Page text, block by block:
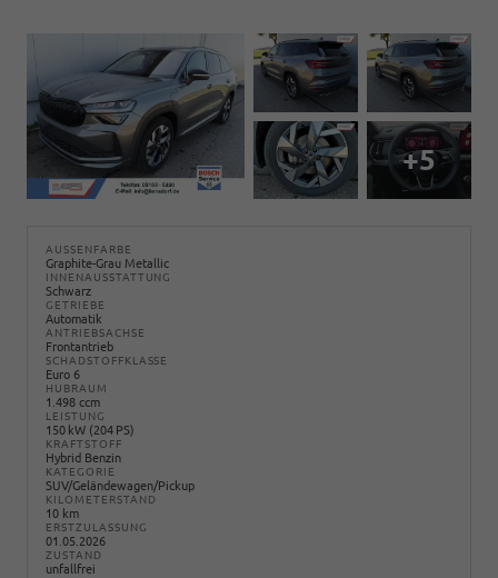
+5
AUSSENFARBE
Graphite-Grau Metallic
INNENAUSSTATTUNG
Schwarz
GETRIEBE
Automatik
ANTRIEBSACHSE
Frontantrieb
SCHADSTOFFKLASSE
Euro 6
HUBRAUM
1.498 ccm
LEISTUNG
150 kW (204 PS)
KRAFTSTOFF
Hybrid Benzin
KATEGORIE
SUV/Geländewagen/Pickup
KILOMETERSTAND
10 km
ERSTZULASSUNG
01.05.2026
ZUSTAND
unfallfrei